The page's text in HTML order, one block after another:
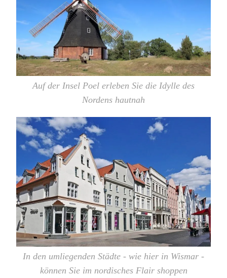
Auf der Insel Poel erleben Sie die Idylle des
Nordens hautnah
In den umliegenden Städte - wie hier in Wismar -
können Sie im nordisches Flair shoppen